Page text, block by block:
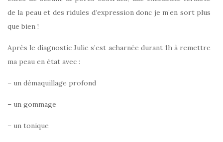
de la peau et des ridules d’expression donc je m’en sort plus
que bien !
Après le diagnostic Julie s’est acharnée durant 1h à remettre
ma peau en état avec :
– un démaquillage profond
– un gommage
– un tonique